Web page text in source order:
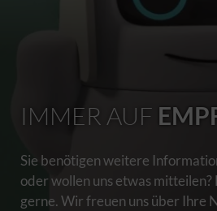
IMMER AUF
Sie benötigen weitere
oder wollen uns etwas mitteilen?
gerne. Wir freuen uns über Ihre